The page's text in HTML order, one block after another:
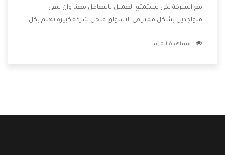
مع الشركة لكى يستمتع العميل بالتعامل معنا وان نبقى
متواجدين بشكل مميز فى الاسواق فنحن شركة كبيرة نهتم بكل
الشركة بها والتى تكون منها خدمة الصيانة التى تكون من أهم
مشاهدة المزيد